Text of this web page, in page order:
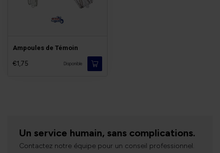
Ampoules de Témoin
€1,75 Disponible
Un service humain, sans complications.
Contactez notre équipe pour un conseil professionnel.